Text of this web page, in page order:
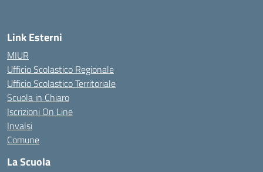
Link Esterni
MIUR
Ufficio Scolastico Regionale
Ufficio Scolastico Territoriale
Scuola in Chiaro
Iscrizioni On Line
Invalsi
Comune
La Scuola